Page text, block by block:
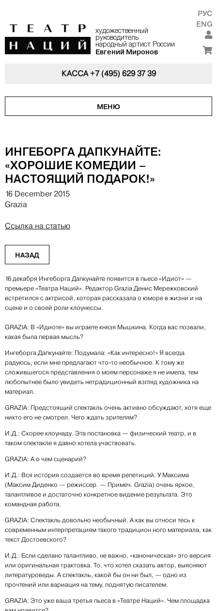
художественный
руководитель
народный артист России
Евгений Миронов
РУС
ENG
КАССА+7 (495) 629 37 39
МЕНЮ
ИНГЕБОРГА ДАПКУНАЙТЕ:
«ХОРОШИЕ КОМЕДИИ –
НАСТОЯЩИЙ ПОДАРОК!»
16 December 2015
Grazia
Ссылка на статью
НАЗАД
16 декабря Ингеборга Дапкунайте появится в пьесе «Идиот» —
премьере «Театра Наций». Редактор Grazia Денис Мережковский
встретился с актрисой, которая рассказала о юморе в жизни и на
сцене и о своей роли клоунессы.
GRAZIA: В «Идиоте» вы играете князя Мышкина. Когда вас позвали,
какая была первая мысль?
Ингеборга Дапкунайте: Подумала: «Как интересно!» Я всегда
радуюсь, если мне предлагают что-то необычное. К тому же
сложившегося представления о моем персонаже я не имела, тем
любопытнее было увидеть нетрадиционный взгляд художника на
материал.
GRAZIA: Предстоящий спектакль очень активно обсуждают, хотя еще
никто его не смотрел. Чего ждать зрителям?
И.Д.: Скорее клоунаду. Эта постановка — физический театр, и в
таком спектакле я давно хотела участвовать.
GRAZIA: А о чем сценарий?
И.Д.: Вся история создается во время репетиций. У Максима
(Максим Диденко — режиссер. — Примеч. Grazia) очень яркое,
талантливое и достаточно конкретное видение результата. Это
командная работа.
GRAZIA: Спектакль довольно необычный. А как вы относи­ тесь к
современным интерпретациям такого традицион­ ного материала, как
текст Достоевского?
И.Д.: Если сделано талантливо, не важно, «каноническая» это версия
или оригинальная трактовка. То, что хотел сказать автор, выясняют
литературоведы. А спектакль, какой бы он ни был, — одно из
прочтений или вариация на тему, поднятую писателем.
GRAZIA: Это уже ваша третья пьеса в «Театре Наций». Чем площадка